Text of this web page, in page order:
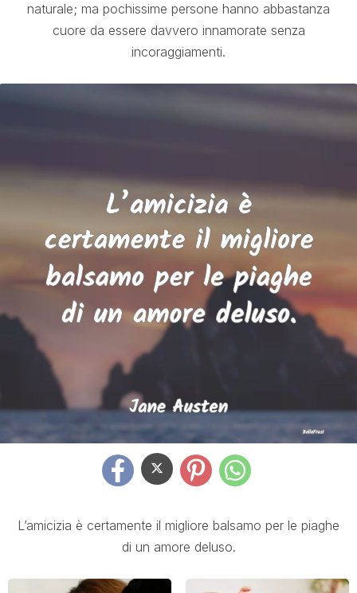
naturale; ma pochissime persone hanno abbastanza
cuore da essere davvero innamorate senza
incoraggiamenti.
L’amicizia è certamente il migliore balsamo per le piaghe
di un amore deluso.